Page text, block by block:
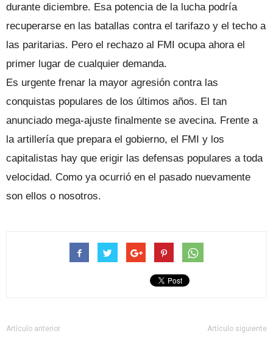
durante diciembre. Esa potencia de la lucha podría
recuperarse en las batallas contra el tarifazo y el techo a
las paritarias. Pero el rechazo al FMI ocupa ahora el
primer lugar de cualquier demanda.
Es urgente frenar la mayor agresión contra las
conquistas populares de los últimos años. El tan
anunciado mega-ajuste finalmente se avecina. Frente a
la artillería que prepara el gobierno, el FMI y los
capitalistas hay que erigir las defensas populares a toda
velocidad. Como ya ocurrió en el pasado nuevamente
son ellos o nosotros.
Artículo anterior Artículo siguiente